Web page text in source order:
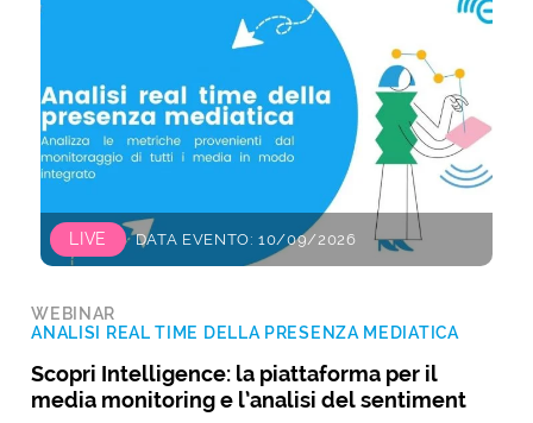
LIVE DATA EVENTO: 10/09/2026
WEBINAR
ANALISI REAL TIME DELLA PRESENZA MEDIATICA
Scopri Intelligence: la piattaforma per il
media monitoring e l’analisi del sentiment